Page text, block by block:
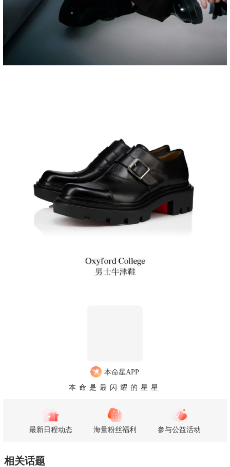
本命星APP
本命是最闪耀的星星
最新日程动态 海量粉丝福利 参与公益活动
相关话题